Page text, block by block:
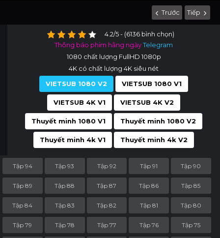
Trước Tiếp
4.2/5 - (6136 bình chọn)
Thông báo phim hằng ngàyTelegram
1080 chất lượng FullHD 1080p
4K có chất lượng 4K siêu nét
VIETSUB 1080 V2
VIETSUB 1080 V1
VIETSUB 4K V1 VIETSUB 4K V2
Thuyết minh 1080 V1 Thuyết minh 1080 V2
Thuyết minh 4k V1 Thuyết minh 4k V2
Tập 94 Tập 93 Tập 92 Tập 91 Tập 90
Tập 89 Tập 88 Tập 87 Tập 86 Tập 85
Tập 84 Tập 83 Tập 82 Tập 81 Tập 80
Tập 79 Tập 78 Tập 77 Tập 76 Tập 75